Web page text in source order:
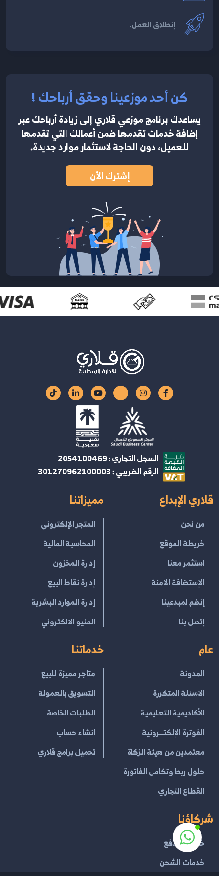
إنطلاق العمل.
كن أحد موزعينا وحقق أرباحك !
يساعدك برنامج موزعي قلاري إلى زيادة أرباحك عبر
إضافة خدمات تقدمها ضمن أعمالك التي تقدمها
للعميل، دون الحاجة لاستثمار موارد جديدة.
إشترك الأن
السجل التجاري : 2054100469
الرقم الضريبي : 301270962100003
قلاري الإبداع
من نحن
خريطة الموقع
استثمر معنا
الإستضافة الامنة
إنضم لمبدعينا
إتصل بنا
مميزاتنا
المتجر الإلكتروني
المحاسبة المالية
إدارة المخزون
إدارة نقاط البيع
إدارة الموارد البشرية
المنيو الالكتروني
عام
المدونة
الاسئلة المتكررة
الأكاديمية التعليمية
الفوترة الإلكتــرونية
معتمدين من هيئة الزكاة
حلول ربط وتكامل الفاتورة
القطاع التجاري
خدماتنا
متاجر مميزة للبيع
التسويق بالعمولة
الطلبات الخاصة
انشاء حساب
تحميل برامج قلاري
شركاؤنا
خدمات الدفع
خدمات الشحن